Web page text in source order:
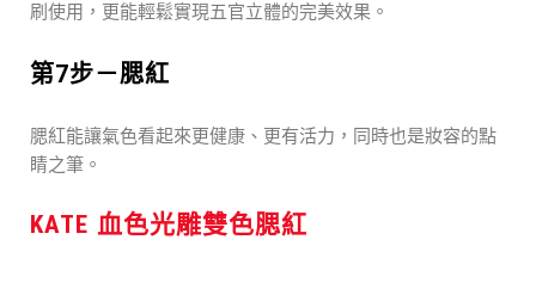
刷使用，更能輕鬆實現五官立體的完美效果。
第7步－腮紅
腮紅能讓氣色看起來更健康、更有活力，同時也是妝容的點
睛之筆。
KATE 血色光雕雙色腮紅